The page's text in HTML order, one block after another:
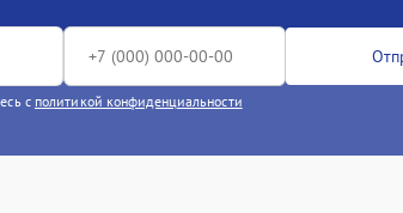
с политикой конфиденциальности